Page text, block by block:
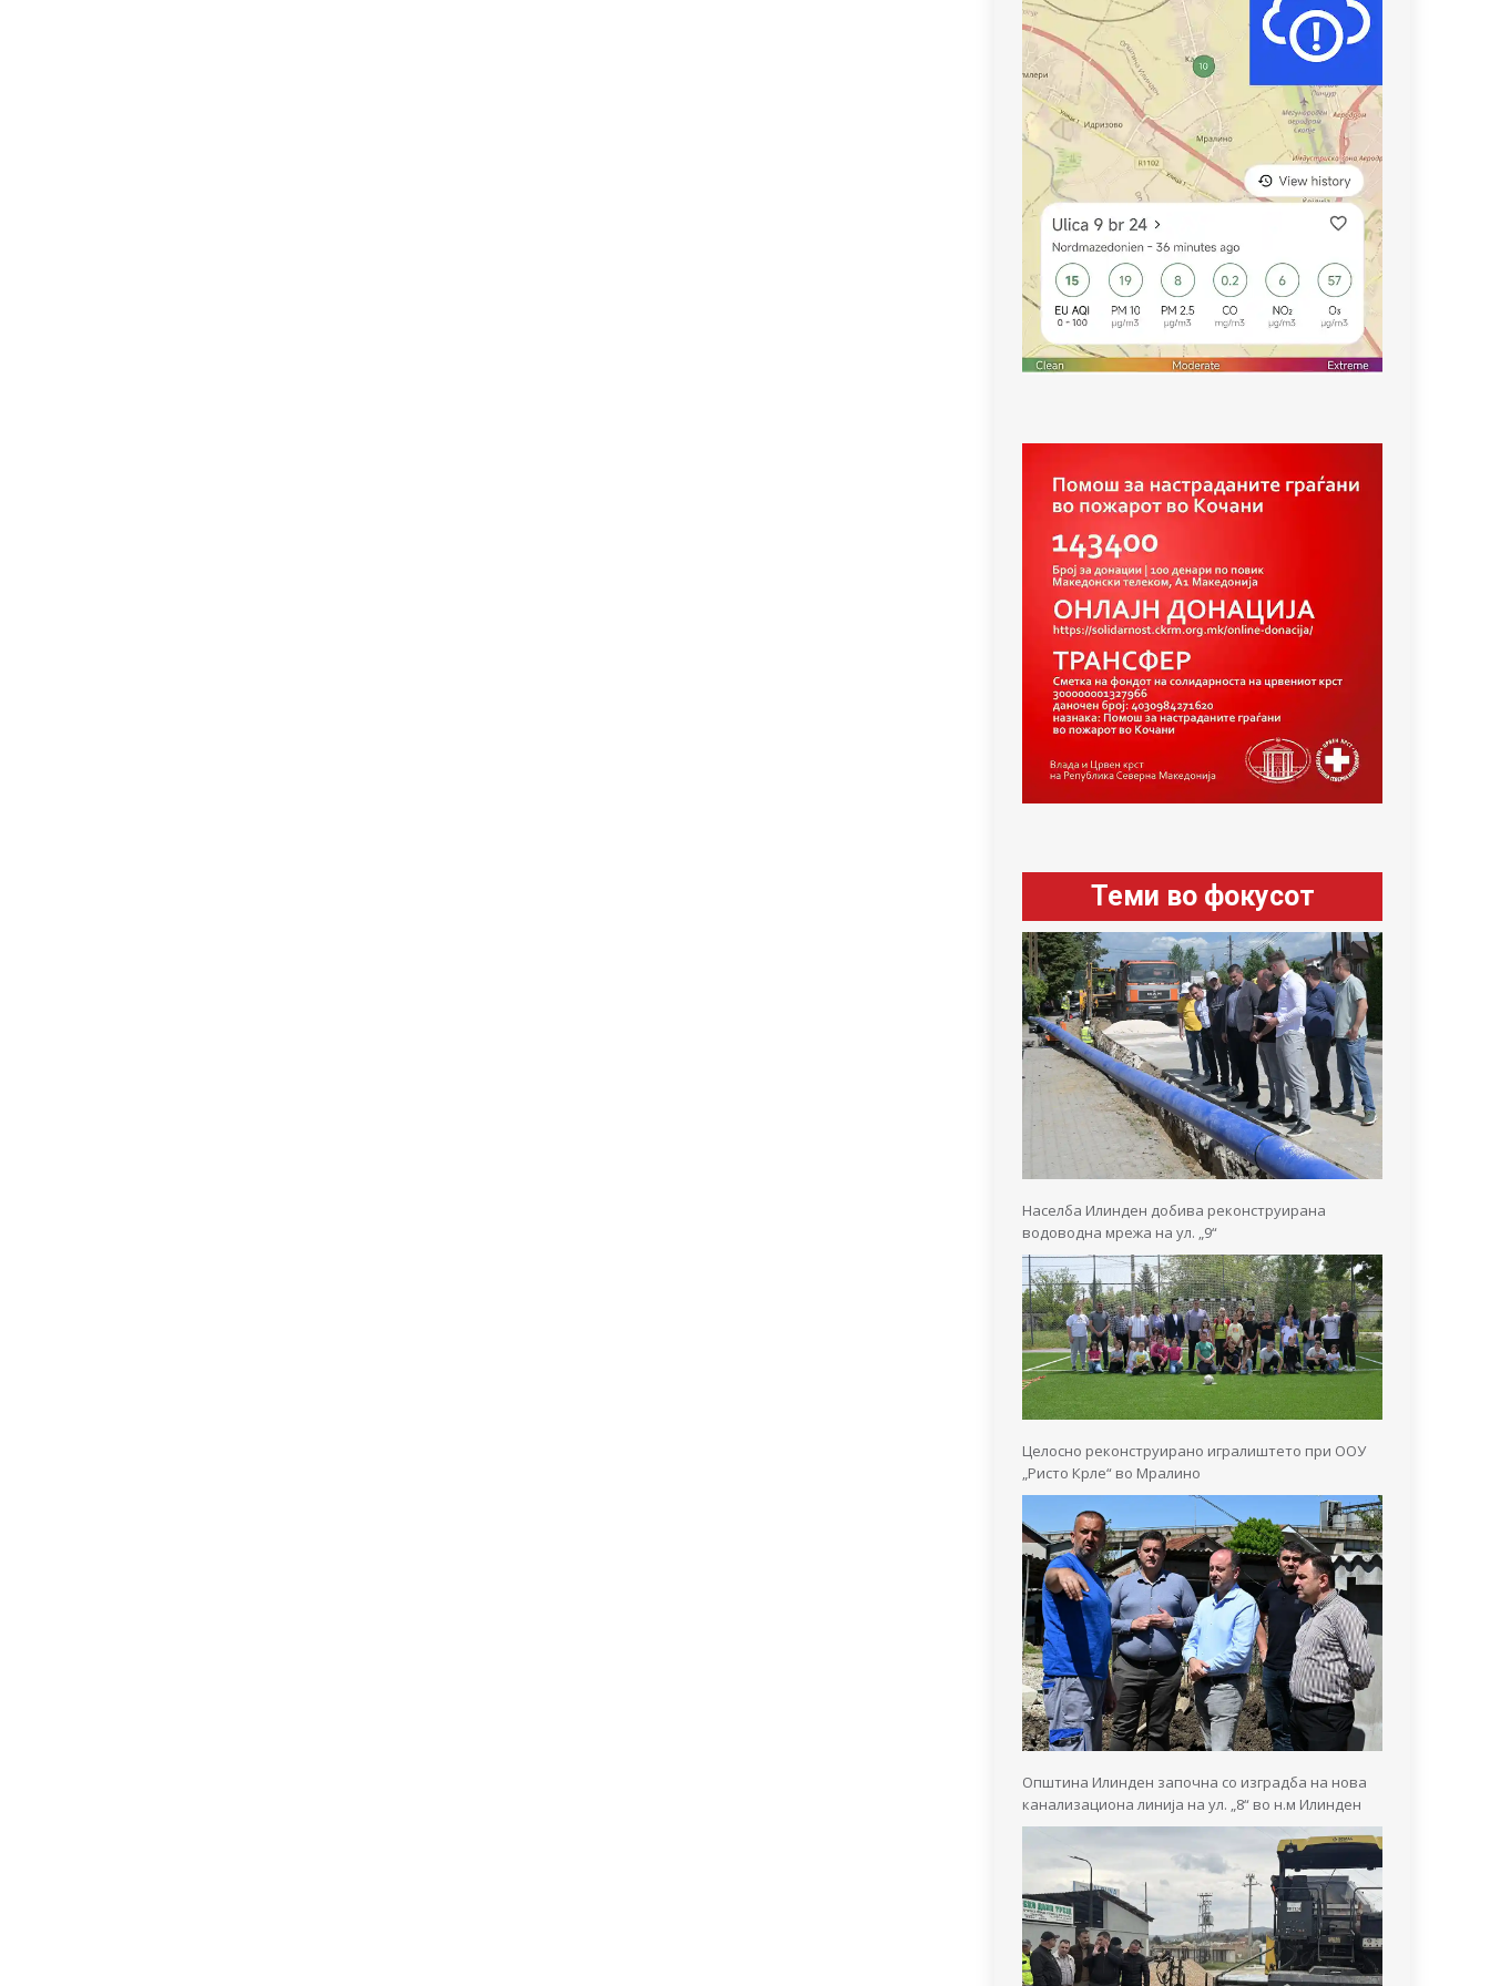
Теми во фокусот
Населба Илинден добива реконструирана
водоводна мрежа на ул. „9“
Целосно реконструирано игралиштето при ООУ
„Ристо Крле“ во Мралино
Општина Илинден започна со изградба на нова
канализациона линија на ул. „8“ во н.м Илинден